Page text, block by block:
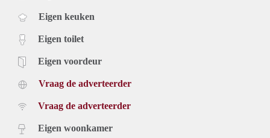
Eigen keuken
Eigen toilet
Eigen voordeur
Vraag de adverteerder
Vraag de adverteerder
Eigen woonkamer